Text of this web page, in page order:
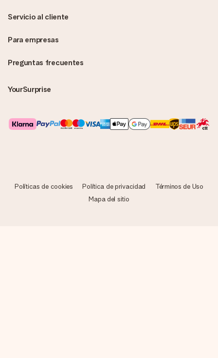
Preguntas frecuentes
YourSurprise
Servicio al cliente
Para empresas
Políticas de cookies Política de privacidad
Términos de Uso
Mapa del sitio